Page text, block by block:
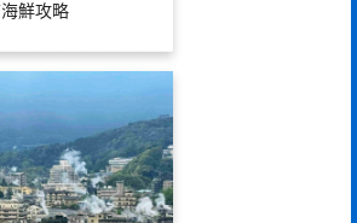
鮮攻略